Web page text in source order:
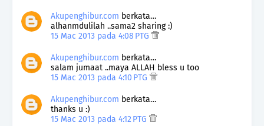
Akupenghibur.com berkata…
alhanmdulilah ..sama2 sharing :)
15 Mac 2013 pada 4:08 PTG
Akupenghibur.com berkata…
salam jumaat ..maya ALLAH bless u too
15 Mac 2013 pada 4:10 PTG
Akupenghibur.com berkata…
thanks u :)
15 Mac 2013 pada 4:12 PTG